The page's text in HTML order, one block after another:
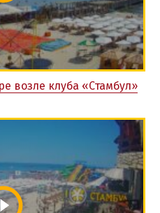
возле клуба «Стамбул»